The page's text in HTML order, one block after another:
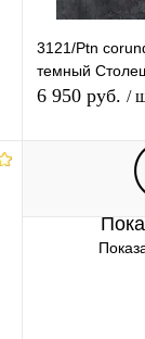
3121/Ptn
темный
6 950 руб. /
Купить в 1